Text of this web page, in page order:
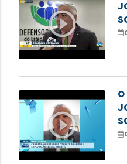
play_circle_outline
play_circle_outline
o